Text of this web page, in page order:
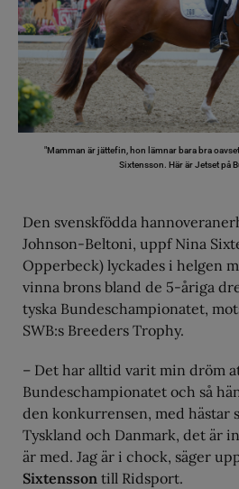
"Mamman är jättefin, hon lämnar bara bra
Sixtensson. Här är Jetset på
Den svenskfödda
Johnson-Beltoni, uppf Nina
Opperbeck) lyckades i helgen
vinna brons bland de 5-åriga
tyska Bundeschampionatet,
SWB:s Breeders Trophy.
– Det har alltid varit min dröm
Bundeschampionatet och så
den konkurrensen, med hästar
Tyskland och Danmark, det är
är med. Jag är i chock, säger
Sixtensson till Ridsport.